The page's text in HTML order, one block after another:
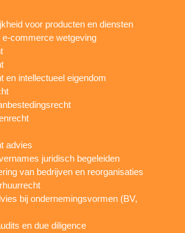
voor producten en diensten
commerce wetgeving
en intellectueel eigendom
advies
juridisch begeleiden
van bedrijven en reorganisaties
bij ondernemingsvormen (BV,
en due diligence